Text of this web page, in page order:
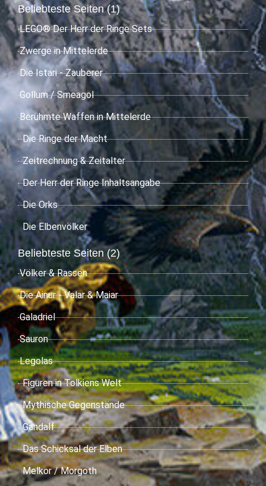
Beliebteste Seiten (1)
LEGO® Der Herr der Ringe Sets
Zwerge in Mittelerde
Die Istari - Zauberer
Gollum / Smeagol
Berühmte Waffen in Mittelerde
Die Ringe der Macht
Zeitrechnung & Zeitalter
Der Herr der Ringe Inhaltsangabe
Die Orks
Die Elbenvölker
Beliebteste Seiten (2)
Völker & Rassen
Die Ainur - Valar & Maiar
Galadriel
Sauron
Legolas
Figuren in Tolkiens Welt
Mythische Gegenstände
Gandalf
Das Schicksal der Elben
Melkor / Morgoth